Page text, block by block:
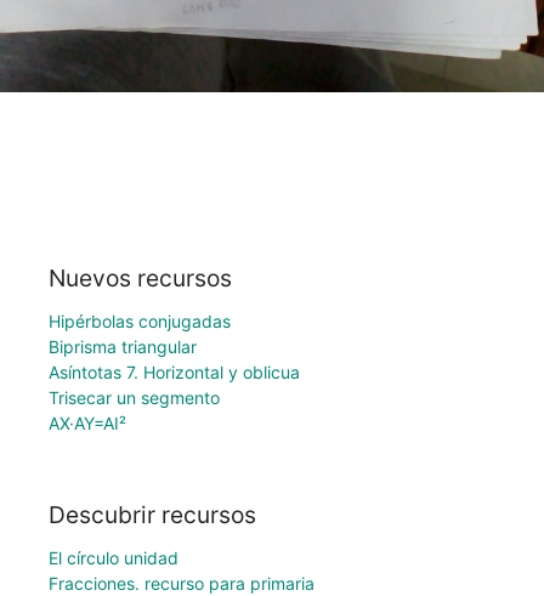
Nuevos recursos
Hipérbolas conjugadas
Biprisma triangular
Asíntotas 7. Horizontal y oblicua
Trisecar un segmento
AX·AY=AI²
Descubrir recursos
El círculo unidad
Fracciones. recurso para primaria